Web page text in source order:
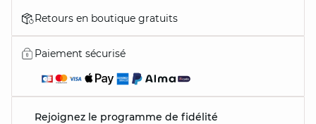
Retours en boutique gratuits
Paiement sécurisé
Rejoignez le programme de fidélité